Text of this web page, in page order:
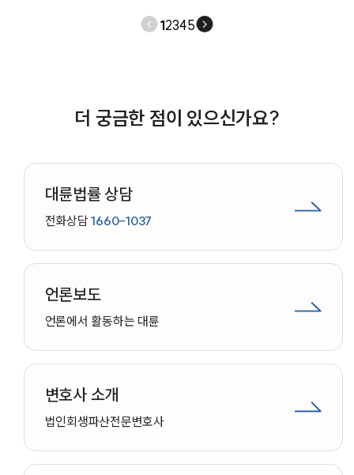
법률서식
대륜법률상담예약
12345
더 궁금한 점이 있으신가요?
대륜법률 상담
전화상담1660-1037
언론보도
언론에서 활동하는 대륜
변호사 소개
법인회생파산전문변호사